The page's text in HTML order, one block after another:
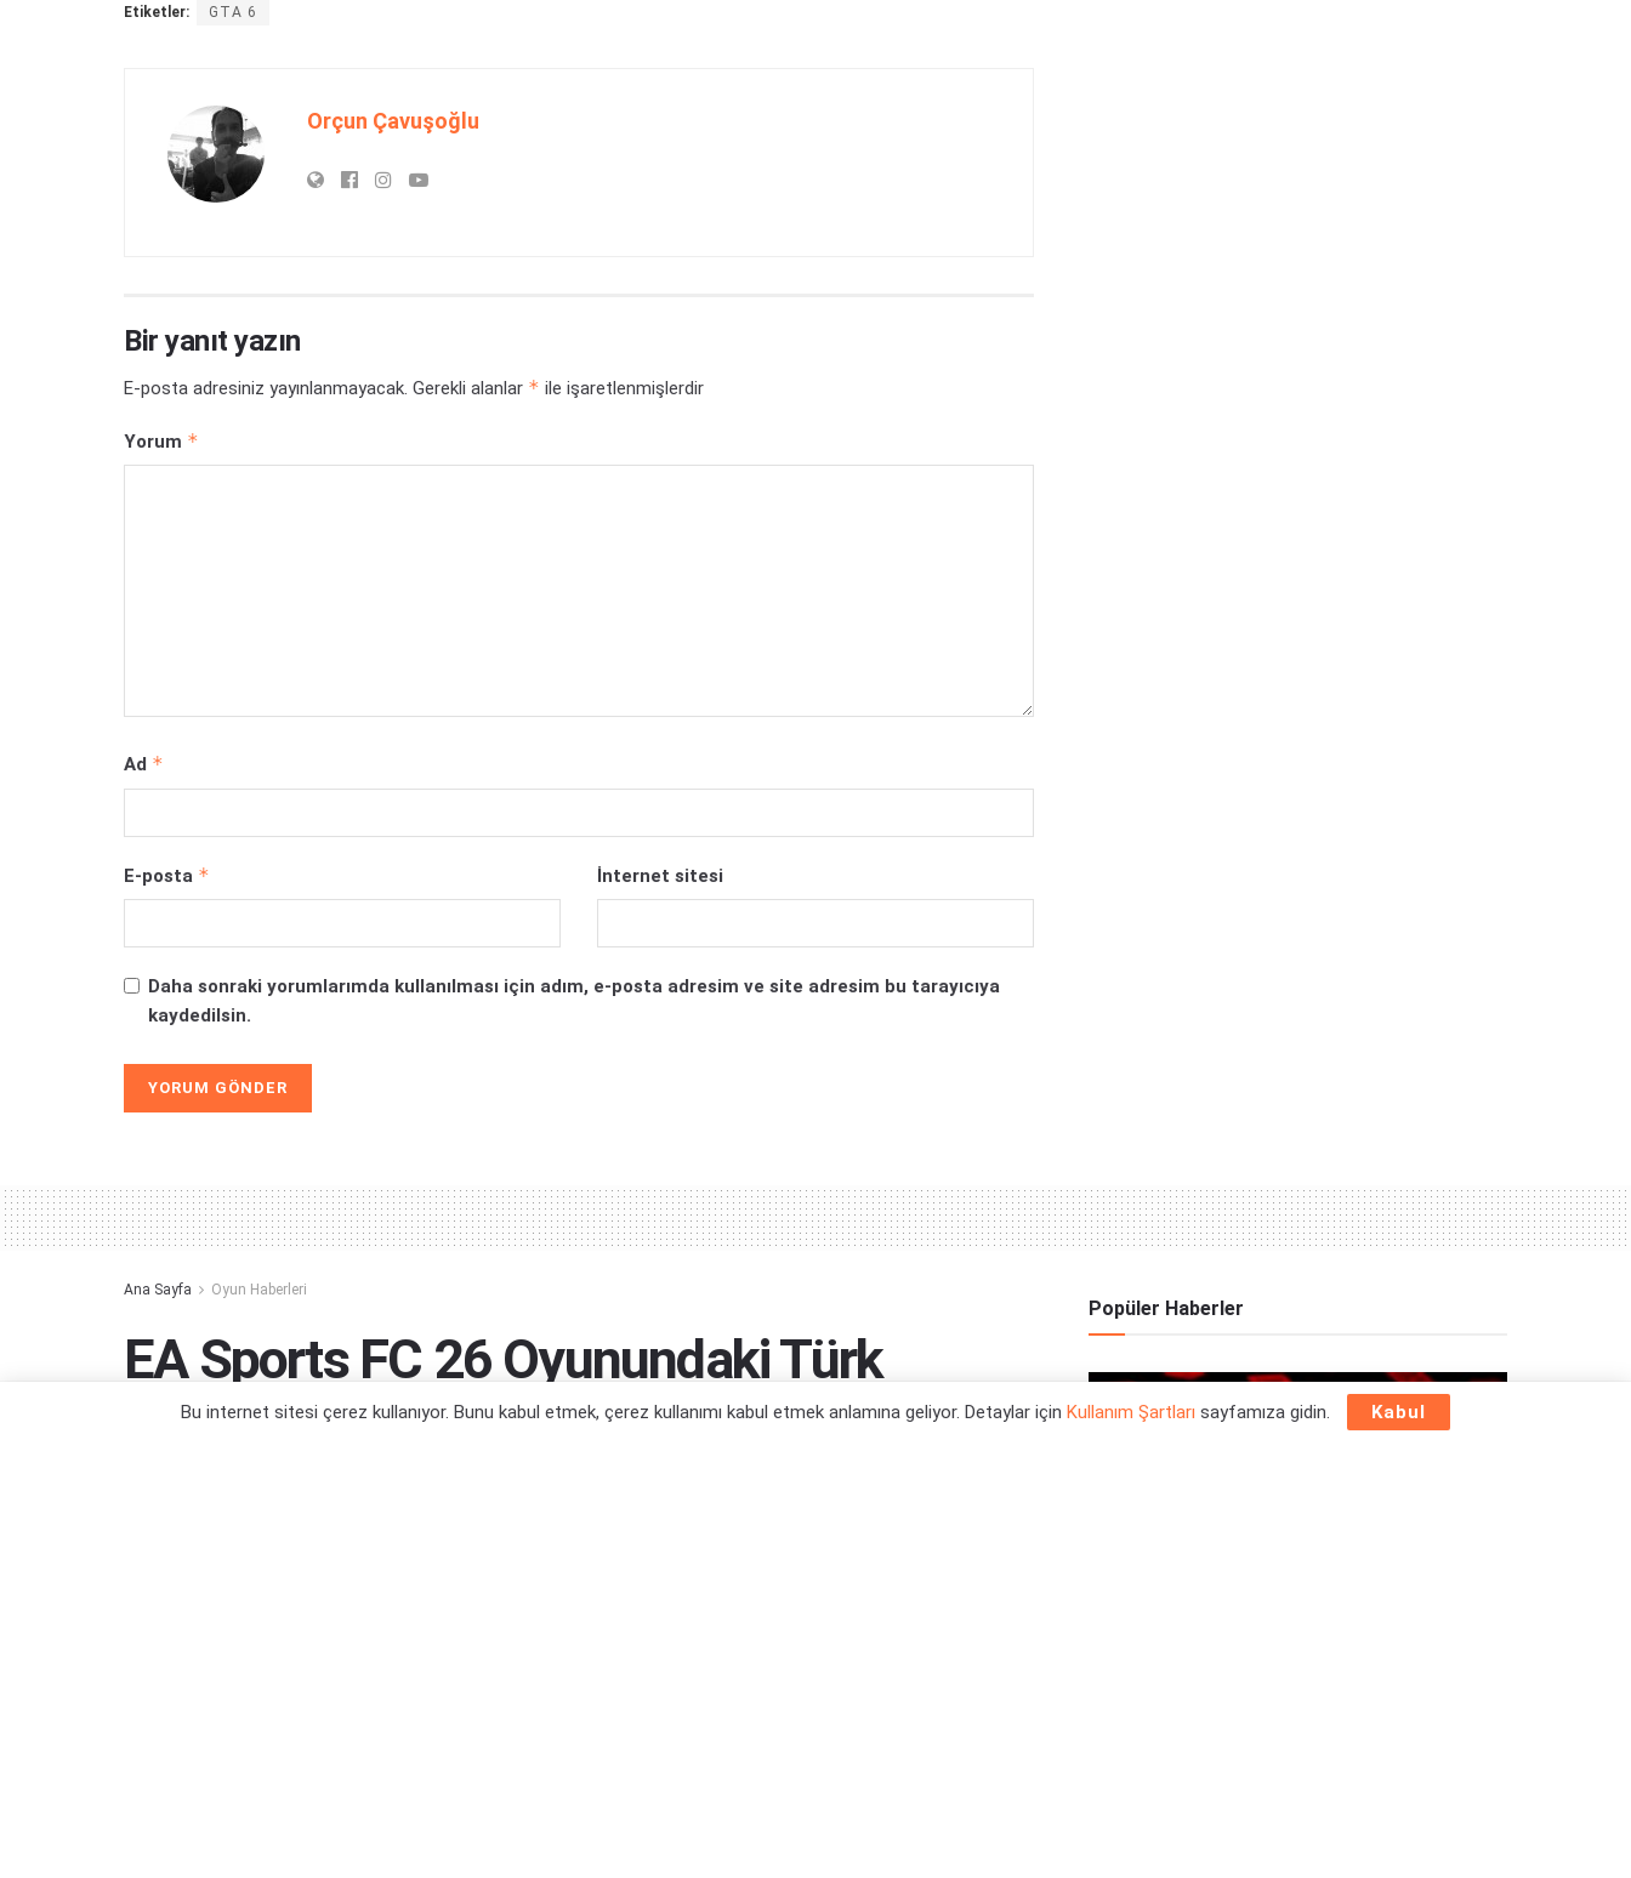
Etiketler: GTA 6
Orçun Çavuşoğlu
Bir yanıt yazın
E-posta adresiniz yayınlanmayacak. Gerekli alanlar * ile işaretlenmişlerdir
Yorum *
Ad *
E-posta * İnternet sitesi
Daha sonraki yorumlarımda kullanılması için adım, e-posta adresim ve site adresim bu tarayıcıya
kaydedilsin.
Ana Sayfa Oyun Haberleri
EA Sports FC 26 Oyunundaki Türk
Spikerler Açıklandı
Popüler Haberler
Bu internet sitesi çerez kullanıyor. Bunu kabul etmek, çerez kullanımı kabul etmek anlamına geliyor. Detaylar için Kullanım Şartları sayfamıza gidin. Kabul